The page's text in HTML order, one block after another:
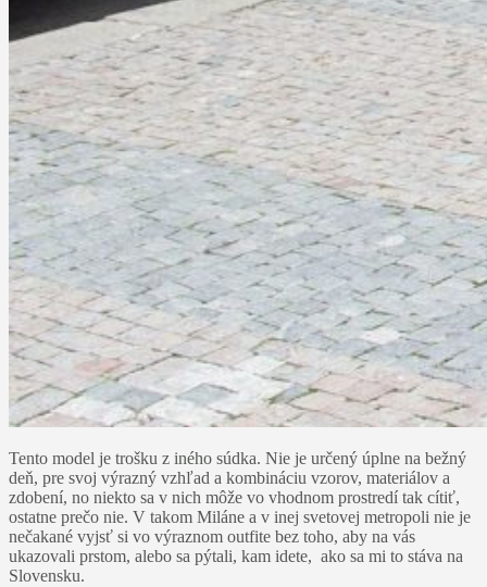
Tento model je trošku z iného súdka. Nie je určený úplne na bežný
deň, pre svoj výrazný vzhľad a kombináciu vzorov, materiálov a
zdobení, no niekto sa v nich môže vo vhodnom prostredí tak cítiť,
ostatne prečo nie. V takom Miláne a v inej svetovej metropoli nie je
nečakané vyjsť si vo výraznom outfite bez toho, aby na vás
ukazovali prstom, alebo sa pýtali, kam idete, ako sa mi to stáva na
Slovensku.